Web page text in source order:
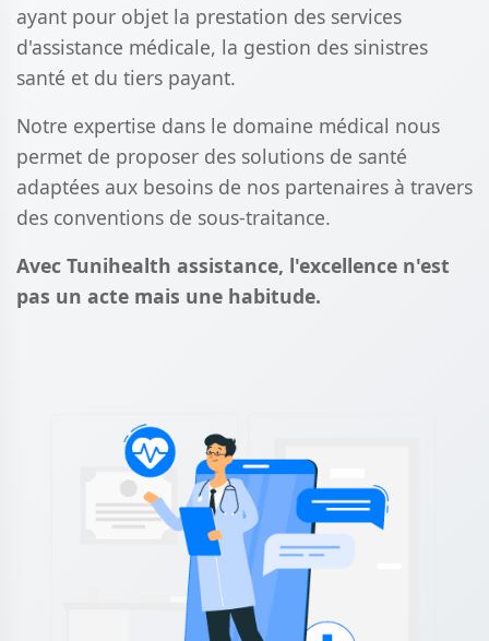
ayant pour objet la prestation des services
d'assistance médicale, la gestion des sinistres
santé et du tiers payant.
Notre expertise dans le domaine médical nous
permet de proposer des solutions de santé
adaptées aux besoins de nos partenaires à travers
des conventions de sous-traitance.
Avec Tunihealth assistance, l'excellence n'est
pas un acte mais une habitude.